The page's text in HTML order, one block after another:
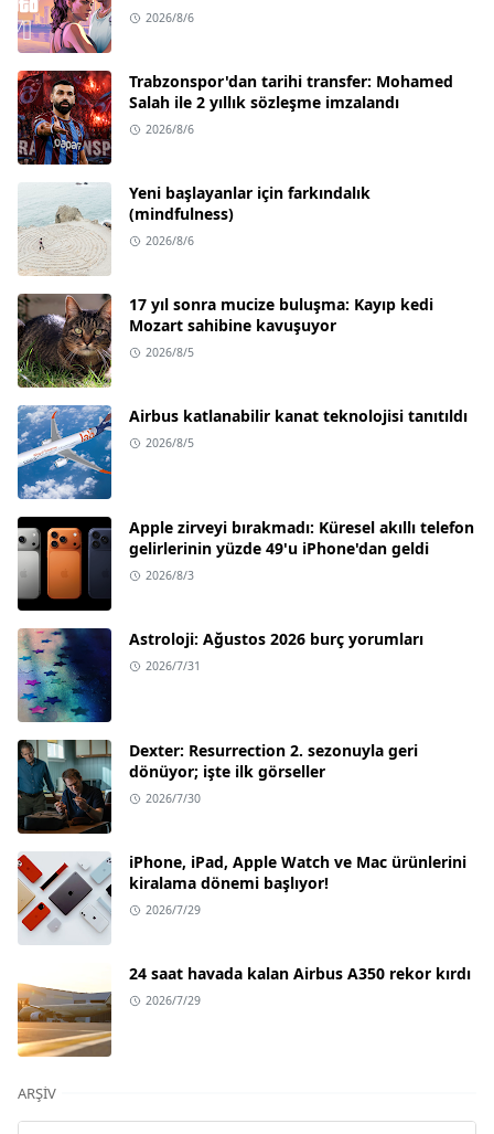
2026/8/6
Trabzonspor'dan tarihi transfer: Mohamed
Salah ile 2 yıllık sözleşme imzalandı
2026/8/6
Yeni başlayanlar için farkındalık
(mindfulness)
2026/8/6
17 yıl sonra mucize buluşma: Kayıp kedi
Mozart sahibine kavuşuyor
2026/8/5
Airbus katlanabilir kanat teknolojisi tanıtıldı
2026/8/5
Apple zirveyi bırakmadı: Küresel akıllı telefon
gelirlerinin yüzde 49'u iPhone'dan geldi
2026/8/3
Astroloji: Ağustos 2026 burç yorumları
2026/7/31
Dexter: Resurrection 2. sezonuyla geri
dönüyor; işte ilk görseller
2026/7/30
iPhone, iPad, Apple Watch ve Mac ürünlerini
kiralama dönemi başlıyor!
2026/7/29
24 saat havada kalan Airbus A350 rekor kırdı
2026/7/29
ARŞIV